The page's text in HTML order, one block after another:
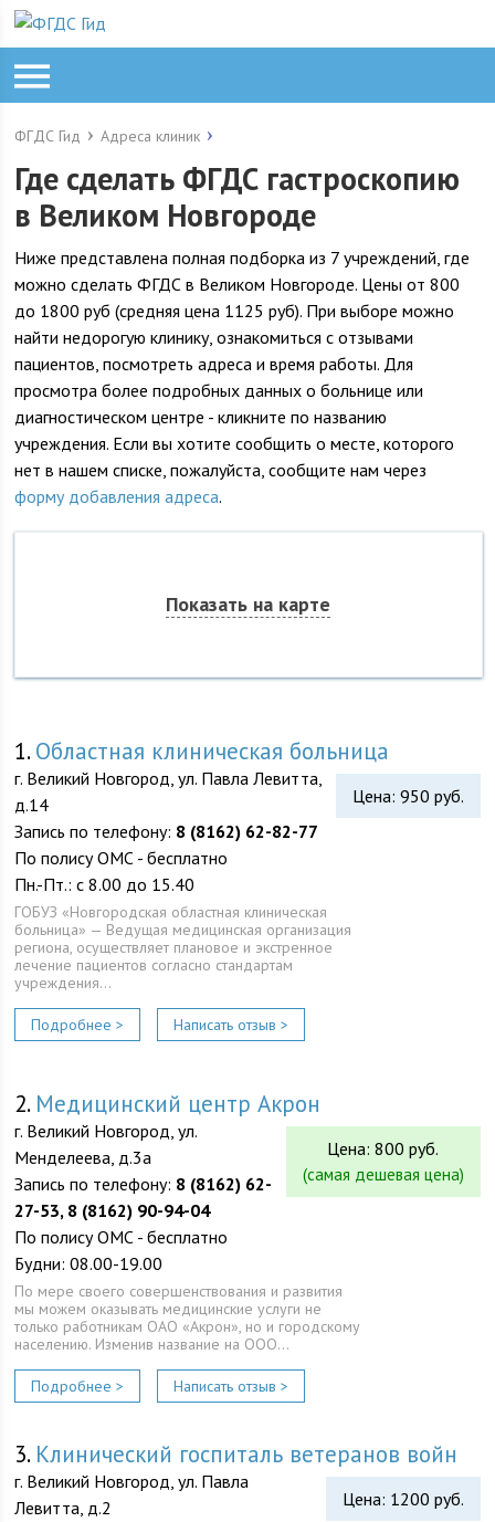
ФГДС Гид Адреса клиник
Где сделать ФГДС гастроскопию
в Великом Новгороде
Ниже представлена полная подборка из 7 учреждений, где
можно сделать ФГДС в Великом Новгороде. Цены от 800
до 1800 руб (средняя цена 1125 руб). При выборе можно
найти недорогую клинику, ознакомиться с отзывами
пациентов, посмотреть адреса и время работы. Для
просмотра более подробных данных о больнице или
диагностическом центре - кликните по названию
учреждения. Если вы хотите сообщить о месте, которого
нет в нашем списке, пожалуйста, сообщите нам через
форму добавления адреса.
Показать на карте
1.Областная клиническая больница
Цена: 950 руб.
г. Великий Новгород, ул. Павла Левитта,
д.14
Запись по телефону: 8 (8162) 62-82-77
По полису ОМС - бесплатно
Пн.-Пт.: с 8.00 до 15.40
ГОБУЗ «Новгородская областная клиническая
больница» — Ведущая медицинская организация
региона, осуществляет плановое и экстренное
лечение пациентов согласно стандартам
учреждения…
Подробнее > Написать отзыв >
2. Медицинский центр Акрон
Цена: 800 руб.
(самая дешевая цена)
г. Великий Новгород, ул.
Менделеева, д.3а
Запись по телефону: 8 (8162) 62-
27-53, 8 (8162) 90-94-04
По полису ОМС - бесплатно
Будни: 08.00-19.00
По мере своего совершенствования и развития
мы можем оказывать медицинские услуги не
только работникам ОАО «Акрон», но и городскому
населению. Изменив название на ООО…
Подробнее > Написать отзыв >
3. Клинический госпиталь ветеранов войн
Цена: 1200 руб.
г. Великий Новгород, ул. Павла
Левитта, д.2